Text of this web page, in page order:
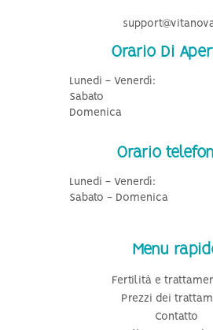
Orario Di
Lunedi - Venerdì:
Sabato
Domenica
Orario
Lunedi - Venerdì:
Sabato - Domenica
Menu
Fertilità e
Prezzi dei
Contatto